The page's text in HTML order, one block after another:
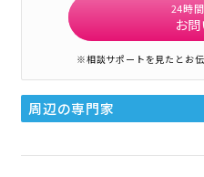
24時
お
※相談サポートを見たとお伝
周辺の専門家